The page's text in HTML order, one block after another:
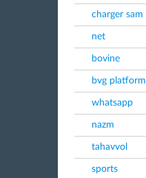
charger sam
net
bovine
bvg platform
whatsapp
nazm
tahavvol
sports